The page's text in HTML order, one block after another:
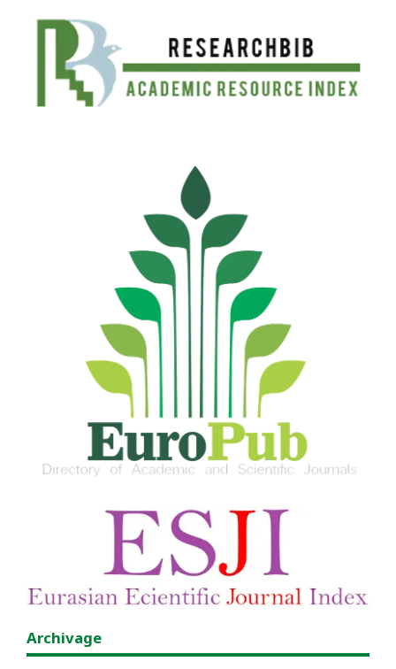
Archivage